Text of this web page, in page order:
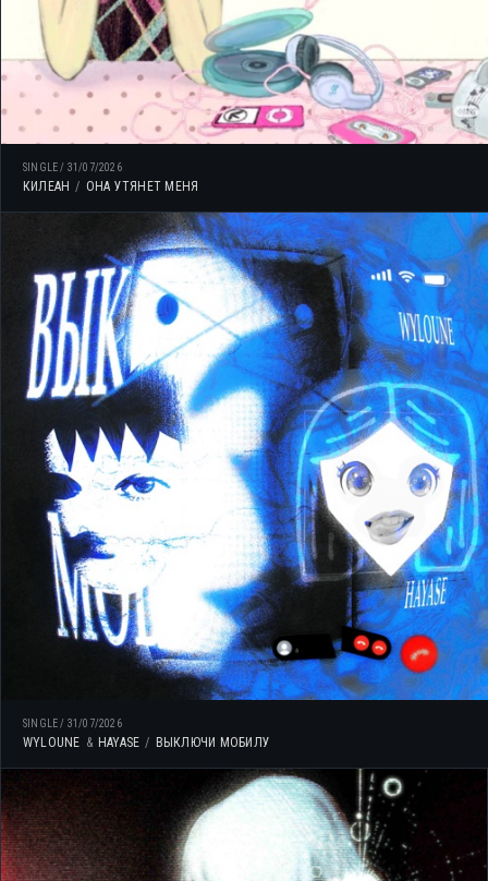
SINGLE/ 31/07/2026
КИЛЕАН ОНА УТЯНЕТ МЕНЯ
SINGLE/ 31/07/2026
WYLOUNE HAYASE ВЫКЛЮЧИ МОБИЛУ